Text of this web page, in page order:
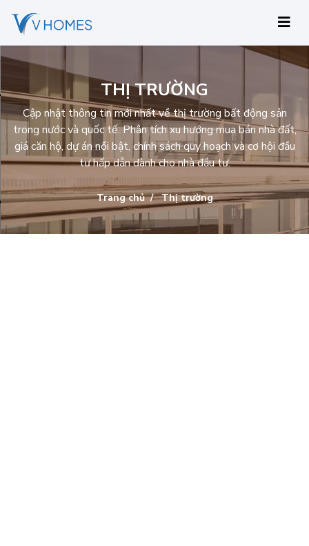
THỊ TRƯỜNG
Cập nhật thông tin mới nhất về thị trường bất động sản
trong nước và quốc tế. Phân tích xu hướng mua bán nhà đất,
giá căn hộ, dự án nổi bật, chính sách quy hoạch và cơ hội đầu
tư hấp dẫn dành cho nhà đầu tư.
Trang chủ Thị trường